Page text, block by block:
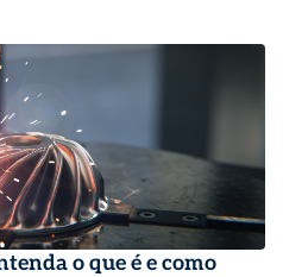
o que é e como